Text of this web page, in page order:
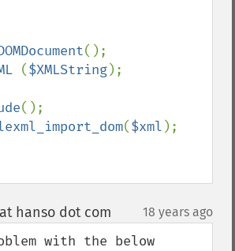
($XMLString);
($xml );
hanso dot com 18 years ago
with the below